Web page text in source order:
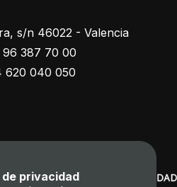
s/n 46022 - Valencia
387 70 00
620 040 050
privacidad